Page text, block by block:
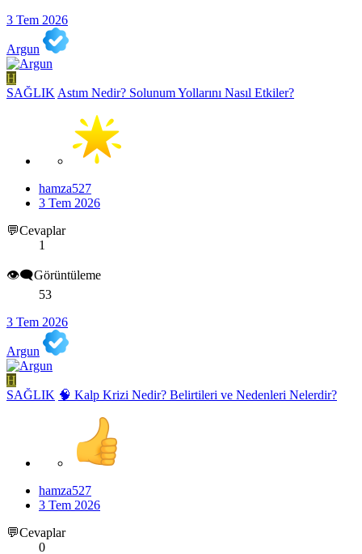
3 Tem 2026
Argun
H
SAĞLIK Astım Nedir? Solunum Yollarını Nasıl Etkiler?
hamza527
3 Tem 2026
💬Cevaplar
1
👁️‍🗨️Görüntüleme
53
3 Tem 2026
Argun
H
SAĞLIK 🧠 Kalp Krizi Nedir? Belirtileri ve Nedenleri Nelerdir?
hamza527
3 Tem 2026
💬Cevaplar
0